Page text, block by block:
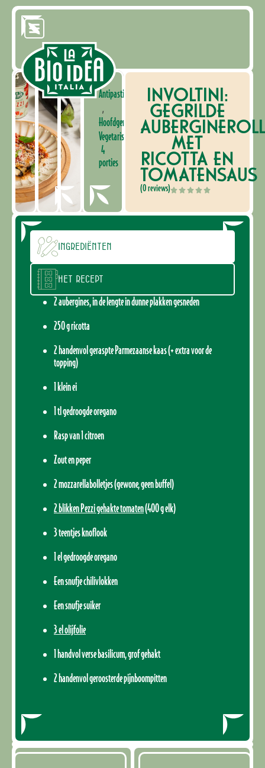
Antipasti
,
Hoofdgerecht
Vegetarisch
4
porties
INVOLTINI:
GEGRILDE
MET
RICOTTA EN
TOMATENSAUS
(0 reviews)
Ingrediënten
Het recept
2 aubergines, in de lengte in dunne plakken gesneden
250 g ricotta
2 handenvol geraspte Parmezaanse kaas (+ extra voor de
topping)
1 klein ei
1 tl gedroogde oregano
Rasp van 1 citroen
Zout en peper
2 mozzarellabolletjes (gewone, geen buffel)
2 blikken Pezzi gehakte tomaten(400 g elk)
3 teentjes knoflook
1 el gedroogde oregano
Een snufje chilivlokken
Een snufje suiker
3 el olijfolie
1 handvol verse basilicum, grof gehakt
2 handenvol geroosterde pijnboompitten